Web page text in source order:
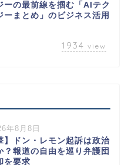
ーの最前線を掴む「AIテク
ーまとめ」のビジネス活用
1934 view
年8月8日
】ドン・レモン起訴は政治
？報道の自由を巡り弁護団
を要求